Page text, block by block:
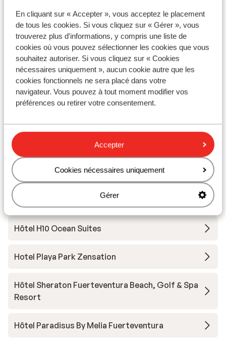
En cliquant sur « Accepter », vous acceptez le placement
de tous les cookies. Si vous cliquez sur « Gérer », vous
trouverez plus d'informations, y compris une liste de
cookies où vous pouvez sélectionner les cookies que vous
souhaitez autoriser. Si vous cliquez sur « Cookies
nécessaires uniquement », aucun cookie autre que les
cookies fonctionnels ne sera placé dans votre
navigateur. Vous pouvez à tout moment modifier vos
préférences ou retirer votre consentement.
Accepter
Cookies nécessaires uniquement
Gérer
Réservé aux adultes
Hôtel H10 Ocean Dreams
Hôtel Barcelo Corralejo Bay - Réservé aux adultes
Hôtel Barceló Corralejo Sands
Hôtel H10 Tindaya
Iberostar Waves Playa Gaviotas
Hôtel Occidental Jandia Royal Level - réservé aux
adultes
Hôtel H10 Ocean Suites
Hotel Playa Park Zensation
Hôtel Sheraton Fuerteventura Beach, Golf & Spa
Resort
Hôtel Paradisus By Melia Fuerteventura